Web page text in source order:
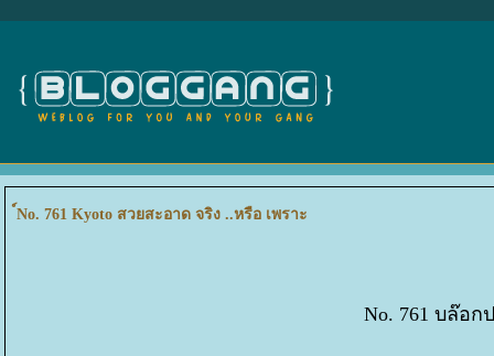
์No. 761 Kyoto สวยสะอาด จริง ..หรือ เพราะ
No. 761 บล๊อ